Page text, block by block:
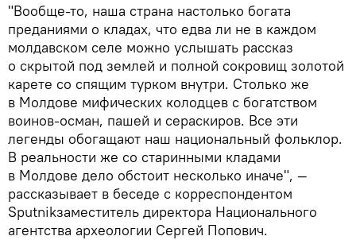
"Вообще-то, наша страна настолько богата
преданиями о кладах, что едва ли не в каждом
молдавском селе можно услышать рассказ
о скрытой под землей и полной сокровищ золотой
карете со спящим турком внутри. Столько же
в Молдове мифических колодцев с богатством
воинов-осман, пашей и сераскиров. Все эти
легенды обогащают наш национальный фольклор.
В реальности же со старинными кладами
в Молдове дело обстоит несколько иначе", —
рассказывает в беседе с корреспондентом
Sputnikзаместитель директора Национального
агентства археологии Сергей Попович.